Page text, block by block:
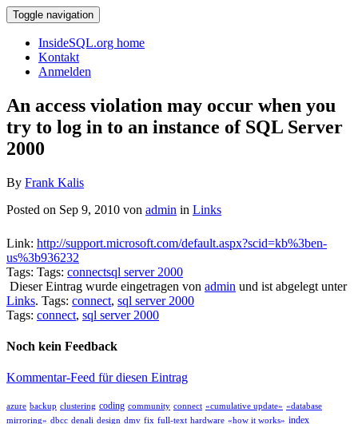
Toggle navigation
InsideSQL.org home
Kontakt
Anmelden
An access violation may occur when you
try to log in to an instance of SQL Server
2000
By Frank Kalis
Posted on Sep 9, 2010 von admin in Links
Link: http://support.microsoft.com/default.aspx?scid=kb%3ben-
us%3b936232
Tags: Tags: connectsql server 2000
Dieser Eintrag wurde eingetragen von admin und ist abgelegt unter
Links. Tags: connect, sql server 2000
Tags: connect, sql server 2000
Noch kein Feedback
Kommentar-Feed für diesen Eintrag
azure backup clustering coding community connect «cumulative update» «database
mirroring» dbcc denali design dmv fix full-text hardware «how it works» index